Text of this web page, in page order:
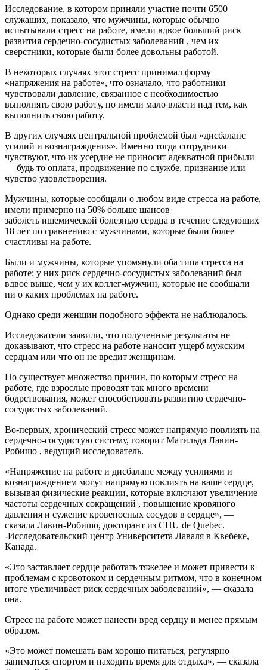
Исследование, в котором приняли участие почти 6500
служащих, показало, что мужчины, которые обычно
испытывали стресс на работе, имели вдвое больший риск
развития сердечно-сосудистых заболеваний , чем их
сверстники, которые были более довольны работой.
В некоторых случаях этот стресс принимал форму
«напряжения на работе», что означало, что работники
чувствовали давление, связанное с необходимостью
выполнять свою работу, но имели мало власти над тем, как
выполнить свою работу.
В других случаях центральной проблемой был «дисбаланс
усилий и вознаграждения». Именно тогда сотрудники
чувствуют, что их усердие не приносит адекватной прибыли
— будь то оплата, продвижение по службе, признание или
чувство удовлетворения.
Мужчины, которые сообщали о любом виде стресса на работе,
имели примерно на 50% больше шансов
заболеть ишемической болезнью сердца в течение следующих
18 лет по сравнению с мужчинами, которые были более
счастливы на работе.
Были и мужчины, которые упомянули оба типа стресса на
работе: у них риск сердечно-сосудистых заболеваний был
вдвое выше, чем у их коллег-мужчин, которые не сообщали
ни о каких проблемах на работе.
Однако среди женщин подобного эффекта не наблюдалось.
Исследователи заявили, что полученные результаты не
доказывают, что стресс на работе наносит ущерб мужским
сердцам или что он не вредит женщинам.
Но существует множество причин, по которым стресс на
работе, где взрослые проводят так много времени
бодрствования, может способствовать развитию сердечно-
сосудистых заболеваний.
Во-первых, хронический стресс может напрямую повлиять на
сердечно-сосудистую систему, говорит Матильда Лавин-
Робишо , ведущий исследователь.
«Напряжение на работе и дисбаланс между усилиями и
вознаграждением могут напрямую повлиять на ваше сердце,
вызывая физические реакции, которые включают увеличение
частоты сердечных сокращений , повышение кровяного
давления и сужение кровеносных сосудов в сердце», —
сказала Лавин-Робишо, докторант из CHU de Quebec.
-Исследовательский центр Университета Лаваля в Квебеке,
Канада.
«Это заставляет сердце работать тяжелее и может привести к
проблемам с кровотоком и сердечным ритмом, что в конечном
итоге увеличивает риск сердечных заболеваний», — сказала
она.
Стресс на работе может нанести вред сердцу и менее прямым
образом.
«Это может помешать вам хорошо питаться, регулярно
заниматься спортом и находить время для отдыха», — сказала